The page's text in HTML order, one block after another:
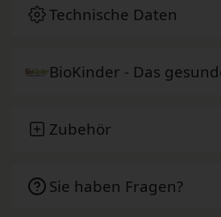
Technische Daten
BioKinder - Das
Zubehör
Sie haben Fragen?